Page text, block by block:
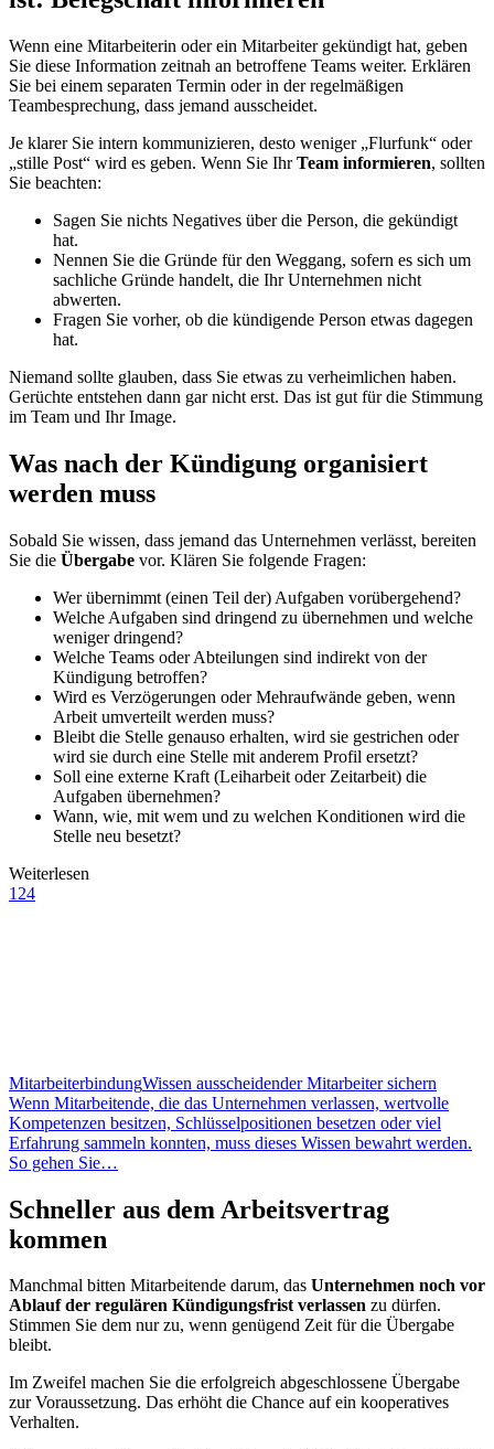
Wenn eine Mitarbeiterin oder ein Mitarbeiter gekündigt hat, geben
Sie diese Information zeitnah an betroffene Teams weiter. Erklären
Sie bei einem separaten Termin oder in der regelmäßigen
Teambesprechung, dass jemand ausscheidet.
Je klarer Sie intern kommunizieren, desto weniger „Flurfunk“ oder
„stille Post“ wird es geben. Wenn Sie IhrTeam informieren, sollten
Sie beachten:
Sagen Sie nichts Negatives über die Person, die gekündigt
hat.
Nennen Sie die Gründe für den Weggang, sofern es sich um
sachliche Gründe handelt, die Ihr Unternehmen nicht
abwerten.
Fragen Sie vorher, ob die kündigende Person etwas dagegen
hat.
Niemand sollte glauben, dass Sie etwas zu verheimlichen haben.
Gerüchte entstehen dann gar nicht erst. Das ist gut für die Stimmung
im Team und Ihr Image.
Was nach der Kündigung organisiert
werden muss
Sobald Sie wissen, dass jemand das Unternehmen verlässt, bereiten
Sie die Übergabe vor. Klären Sie folgende Fragen:
Wer übernimmt (einen Teil der) Aufgaben vorübergehend?
Welche Aufgaben sind dringend zu übernehmen und welche
weniger dringend?
Welche Teams oder Abteilungen sind indirekt von der
Kündigung betroffen?
Wird es Verzögerungen oder Mehraufwände geben, wenn
Arbeit umverteilt werden muss?
Bleibt die Stelle genauso erhalten, wird sie gestrichen oder
wird sie durch eine Stelle mit anderem Profil ersetzt?
Soll eine externe Kraft (Leiharbeit oder Zeitarbeit) die
Aufgaben übernehmen?
Wann, wie, mit wem und zu welchen Konditionen wird die
Stelle neu besetzt?
Weiterlesen
124
MitarbeiterbindungWissen ausscheidender Mitarbeiter sichern
Wenn Mitarbeitende, die das Unternehmen verlassen, wertvolle
Kompetenzen besitzen, Schlüsselpositionen besetzen oder viel
Erfahrung sammeln konnten, muss dieses Wissen bewahrt werden.
So gehen Sie…
Schneller aus dem Arbeitsvertrag
kommen
Manchmal bitten Mitarbeitende darum, das Unternehmen noch vor
Ablauf der regulären Kündigungsfrist verlassen zu dürfen.
Stimmen Sie dem nur zu, wenn genügend Zeit für die Übergabe
bleibt.
Im Zweifel machen Sie die erfolgreich abgeschlossene Übergabe
zur Voraussetzung. Das erhöht die Chance auf ein kooperatives
Verhalten.